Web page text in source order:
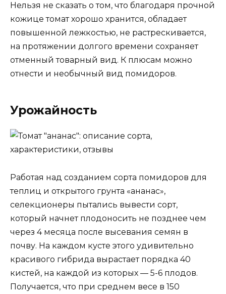
Нельзя не сказать о том, что благодаря прочной
кожице томат хорошо хранится, обладает
повышенной лежкостью, не растрескивается,
на протяжении долгого времени сохраняет
отменный товарный вид. К плюсам можно
отнести и необычный вид помидоров.
Урожайность
Работая над созданием сорта помидоров для
теплиц и открытого грунта «ананас»,
селекционеры пытались вывести сорт,
который начнет плодоносить не позднее чем
через 4 месяца после высевания семян в
почву. На каждом кусте этого удивительно
красивого гибрида вырастает порядка 40
кистей, на каждой из которых — 5-6 плодов.
Получается, что при среднем весе в 150